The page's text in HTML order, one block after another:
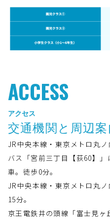
ACCESS
アクセス
交通機関と周辺案
JR中央本線・東京メトロ丸
バス「宮前三丁目【荻60】
車。徒歩0分。
JR中央本線・東京メトロ丸
15分。
京王電鉄井の頭線「富士見ヶ